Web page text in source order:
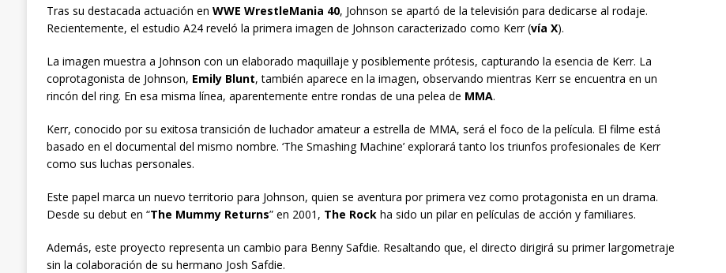
Tras su destacada actuación en WWE WrestleMania 40, Johnson se apartó de la televisión para dedicarse al rodaje.
Recientemente, el estudio A24 reveló la primera imagen de Johnson caracterizado como Kerr (vía X).
La imagen muestra a Johnson con un elaborado maquillaje y posiblemente prótesis, capturando la esencia de Kerr. La
coprotagonista de Johnson, Emily Blunt, también aparece en la imagen, observando mientras Kerr se encuentra en un
rincón del ring. En esa misma línea, aparentemente entre rondas de una pelea de MMA.
Kerr, conocido por su exitosa transición de luchador amateur a estrella de MMA, será el foco de la película. El filme está
basado en el documental del mismo nombre. ‘The Smashing Machine’ explorará tanto los triunfos profesionales de Kerr
como sus luchas personales.
Este papel marca un nuevo territorio para Johnson, quien se aventura por primera vez como protagonista en un drama.
Desde su debut en “The Mummy Returns” en 2001, The Rockha sido un pilar en películas de acción y familiares.
Además, este proyecto representa un cambio para Benny Safdie. Resaltando que, el directo dirigirá su primer largometraje
sin la colaboración de su hermano Josh Safdie.